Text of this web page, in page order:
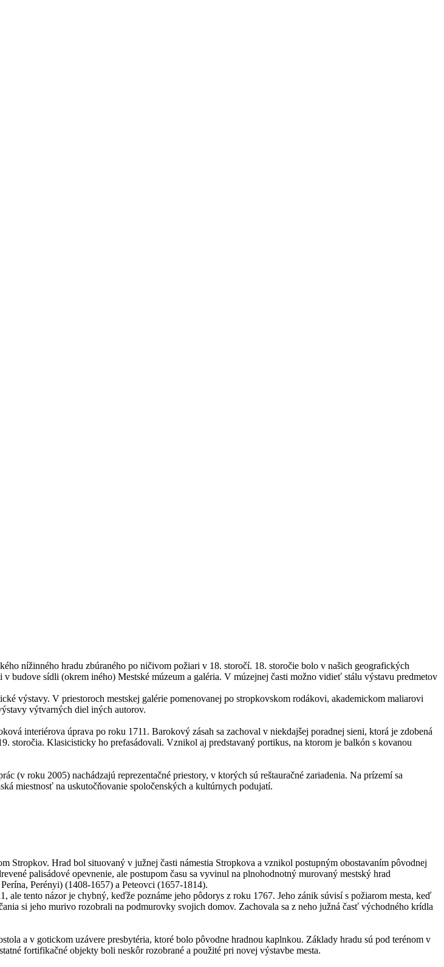
nížinného hradu zbúraného po ničivom požiari v 18. storočí. 18. storočie bolo v našich geografických
sídli (okrem iného) Mestské múzeum a galéria. V múzejnej časti možno vidieť stálu výstavu predmetov
výstavy. V priestoroch mestskej galérie pomenovanej po stropkovskom rodákovi, akademickom maliarovi
výtvarných diel iných autorov.
interiérova úprava po roku 1711. Barokový zásah sa zachoval v niekdajšej poradnej sieni, ktorá je zdobená
Klasicisticky ho prefasádovali. Vznikol aj predstavaný portikus, na ktorom je balkón s kovanou
roku 2005) nachádzajú reprezentačné priestory, v ktorých sú reštauračné zariadenia. Na prízemí sa
miestnosť na uskutočňovanie spoločenských a kultúrnych podujatí.
Stropkov. Hrad bol situovaný v južnej časti námestia Stropkova a vznikol postupným obostavaním pôvodnej
palisádové opevnenie, ale postupom času sa vyvinul na plnohodnotný murovaný mestský hrad
Perényi) (1408-1657) a Peteovci (1657-1814).
tento názor je chybný, keďže poznáme jeho pôdorys z roku 1767. Jeho zánik súvisí s požiarom mesta, keď
si jeho murivo rozobrali na podmurovky svojich domov. Zachovala sa z neho južná časť východného krídla
a v gotickom uzávere presbytéria, ktoré bolo pôvodne hradnou kaplnkou. Základy hradu sú pod terénom v
fortifikačné objekty boli neskôr rozobrané a použité pri novej výstavbe mesta.